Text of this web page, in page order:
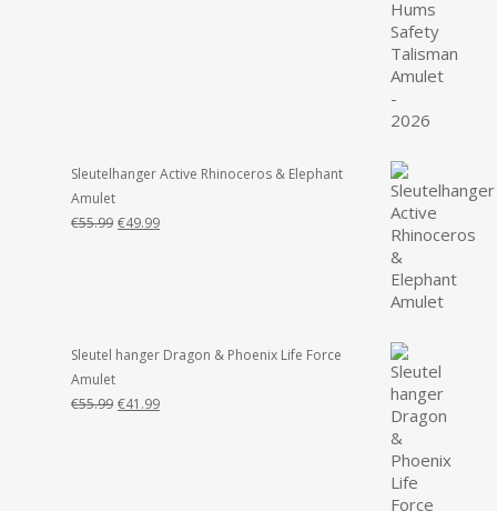
Sleutelhanger Active Rhinoceros & Elephant
Amulet
€55.99 Oorspronkelijke
€49.99Huidige
Sleutel hanger Dragon & Phoenix Life Force
Amulet
€55.99 Oorspronkelijke
€41.99Huidige